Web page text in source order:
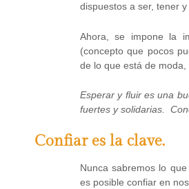
dispuestos a ser, tener
Ahora, se impone la
(concepto que pocos
de lo que está de moda,
Esperar y fluir es una
fuertes y solidarias.
Confiar es la clave.
Nunca sabremos lo
es posible confiar en